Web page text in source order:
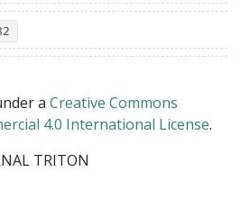
a Creative Commons
4.0 International License.
TRITON